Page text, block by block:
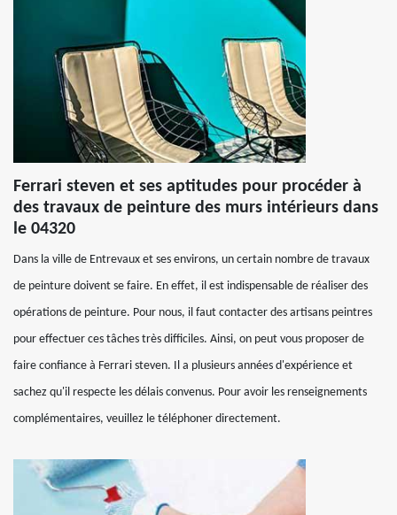
Ferrari steven et ses aptitudes pour procéder à
des travaux de peinture des murs intérieurs dans
le 04320
Dans la ville de Entrevaux et ses environs, un certain nombre de travaux
de peinture doivent se faire. En effet, il est indispensable de réaliser des
opérations de peinture. Pour nous, il faut contacter des artisans peintres
pour effectuer ces tâches très difficiles. Ainsi, on peut vous proposer de
faire confiance à Ferrari steven. Il a plusieurs années d'expérience et
sachez qu'il respecte les délais convenus. Pour avoir les renseignements
complémentaires, veuillez le téléphoner directement.